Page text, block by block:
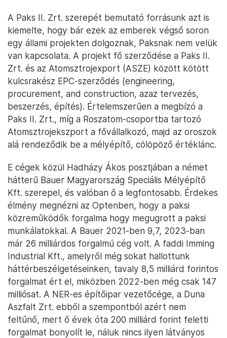
A Paks II. Zrt. szerepét bemutató forrásunk azt is
kiemelte, hogy bár ezek az emberek végső soron
egy állami projekten dolgoznak, Paksnak nem velük
van kapcsolata. A projekt fő szerződése a Paks II.
Zrt. és az Atomsztrojexport (ASZE) között kötött
kulcsrakész EPC-szerződés (engineering,
procurement, and construction, azaz tervezés,
beszerzés, építés). Értelemszerűen a megbízó a
Paks II. Zrt., míg a Roszatom-csoportba tartozó
Atomsztrojekszport a fővállalkozó, majd az oroszok
alá rendeződik be a mélyépítő, cölöpöző értéklánc.
E cégek közül Hadházy Ákos posztjában a német
hátterű Bauer Magyarország Speciális Mélyépítő
Kft. szerepel, és valóban ő a legfontosabb. Érdekes
élmény megnézni az Optenben, hogy a paksi
közreműködők forgalma hogy megugrott a paksi
munkálatokkal. A Bauer 2021-ben 9,7, 2023-ban
már 26 milliárdos forgalmú cég volt. A faddi Imming
Industrial Kft., amelyről még sokat hallottunk
háttérbeszélgetéseinken, tavaly 8,5 milliárd forintos
forgalmat ért el, miközben 2022-ben még csak 147
milliósat. A NER-es építőipar vezetőcége, a Duna
Aszfalt Zrt. ebből a szempontból azért nem
feltűnő, mert ő évek óta 200 milliárd forint feletti
forgalmat bonyolít le, náluk nincs ilyen látványos